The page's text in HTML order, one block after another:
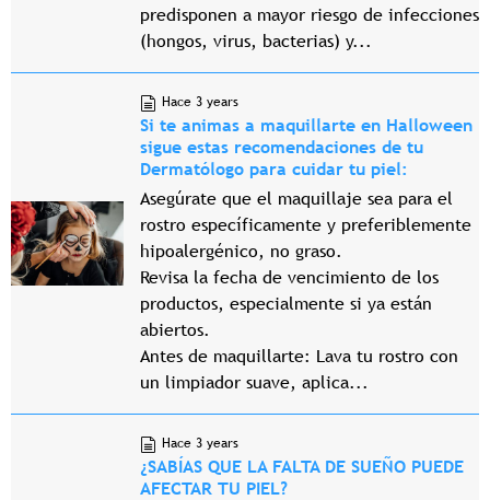
predisponen a mayor riesgo de infecciones
(hongos, virus, bacterias) y...
Hace 3 years
Si te animas a maquillarte en Halloween
sigue estas recomendaciones de tu
Dermatólogo para cuidar tu piel:
Asegúrate que el maquillaje sea para el
rostro específicamente y preferiblemente
hipoalergénico, no graso.
Revisa la fecha de vencimiento de los
productos, especialmente si ya están
abiertos.
Antes de maquillarte: Lava tu rostro con
un limpiador suave, aplica...
Hace 3 years
¿SABÍAS QUE LA FALTA DE SUEÑO PUEDE
AFECTAR TU PIEL?